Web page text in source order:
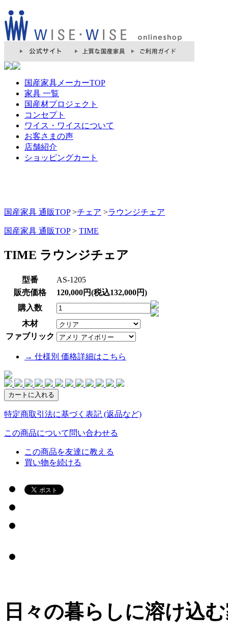
国産家具メーカーTOP
家具 一覧
国産材プロジェクト
コンセプト
ワイス・ワイスについて
お客さまの声
店舗紹介
ショッピングカート
国産家具 通販TOP >チェア >ラウンジチェア
国産家具 通販TOP > TIME
TIME ラウンジチェア
型番
AS-1205
販売価格
120,000円(税込132,000円)
購入数
木材
ファブリック
→ 仕様別 価格詳細はこちら
特定商取引法に基づく表記 (返品など)
この商品について問い合わせる
この商品を友達に教える
買い物を続ける
日々の暮らしに溶け込